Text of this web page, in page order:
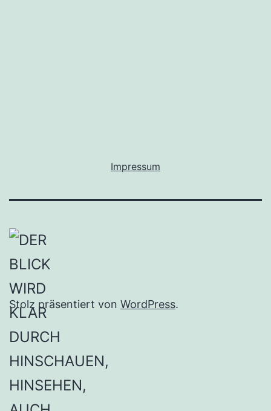
Impressum
Stolz präsentiert von WordPress.